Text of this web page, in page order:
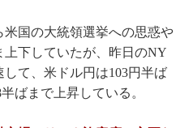
国の大統領選挙への思惑や
下していたが、昨日のNY
て、米ドル円は103円半ば
ばまで上昇している。